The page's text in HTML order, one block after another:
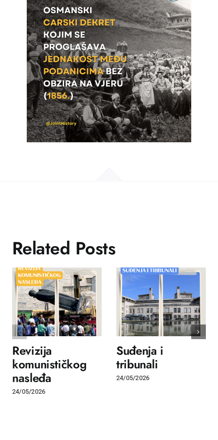
Српски
Related Posts
Revizija
komunističkog
nasleđa
24/05/2026
Suđenja i
tribunali
24/05/2026